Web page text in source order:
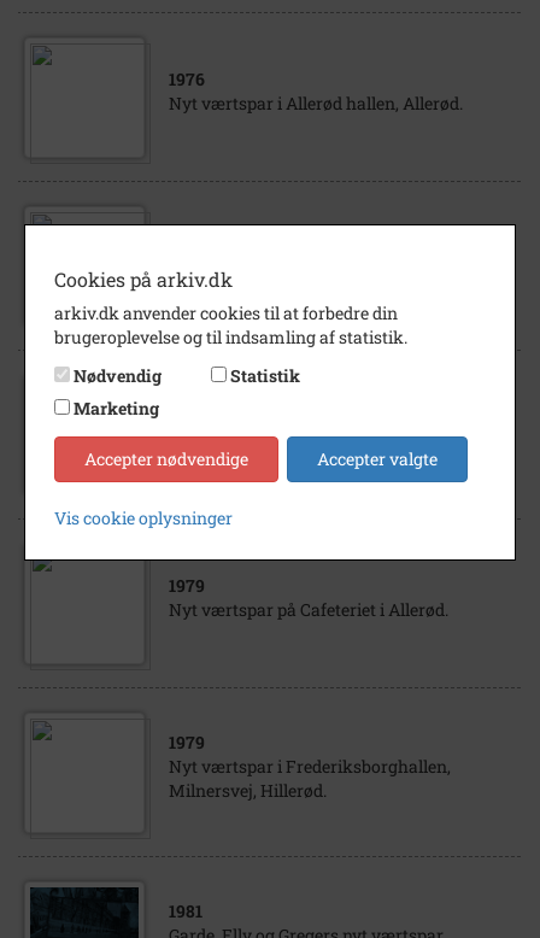
1976
Nyt værtspar i Allerød hallen, Allerød.
Nyt værtspar på Skuldelev Kro, Skibby.
Nyt værtspar i Bodegaen i Frederiksværk.
1979
Nyt værtspar på Cafeteriet i Allerød.
1979
Nyt værtspar i Frederiksborghallen,
Milnersvej, Hillerød.
1981
Cookies på arkiv.dk
arkiv.dk anvender cookies til at forbedre din
brugeroplevelse og til indsamling af statistik.
Nødvendig
Statistik
Marketing
Accepter nødvendige Accepter valgte
Vis cookie oplysninger